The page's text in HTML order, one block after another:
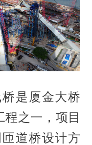
是厦金大桥
之一，项目
道桥设计方